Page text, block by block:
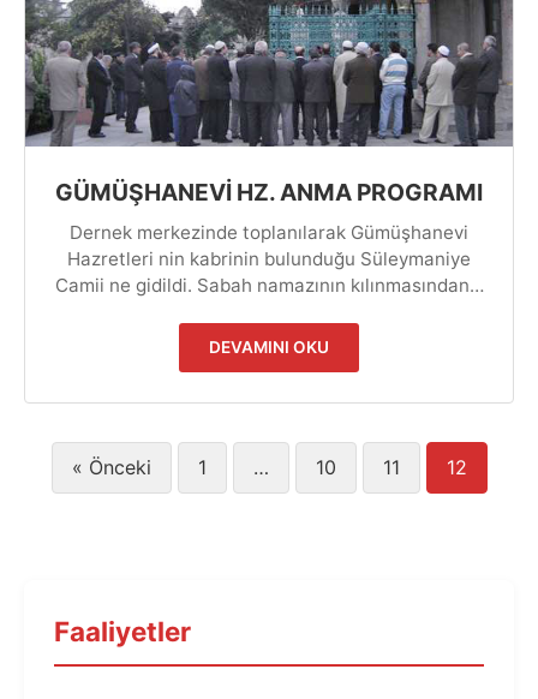
GÜMÜŞHANEVİ HZ. ANMA PROGRAMI
Dernek merkezinde toplanılarak Gümüşhanevi
Hazretleri nin kabrinin bulunduğu Süleymaniye
Camii ne gidildi. Sabah namazının kılınmasından…
DEVAMINI OKU
Yazı
« Önceki 1 … 10 11 12
Faaliyetler